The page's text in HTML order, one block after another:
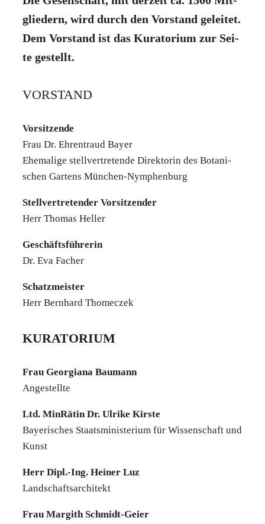
glie­dern, wird durch den Vor­stand gelei­tet.
Dem Vor­stand ist das Kura­to­ri­um zur Sei­
te gestellt.
VOR­STAND
Vor­sit­zen­de
Frau Dr. Ehren­traud Bay­er
Ehe­ma­li­ge stell­ver­tre­ten­de Direk­to­rin des Bota­ni­
schen Gar­tens Mün­chen-Nym­phen­burg
Stell­ver­tre­ten­der Vor­sit­zen­der
Herr Tho­mas Hel­ler
Geschäfts­füh­re­rin
Dr. Eva Facher
Schatz­meis­ter
Herr Bern­hard Thome­c­zek
KURA­TO­RI­UM
Frau Geor­gi­a­na Bau­mann
Ange­stell­te
Ltd. Min­Rä­tin Dr. Ulri­ke Kirs­te
Baye­ri­sches Staats­mi­nis­te­ri­um für Wis­sen­schaft und
Kunst
Herr Dipl.-Ing. Hei­ner Luz
Land­schafts­ar­chi­tekt
Frau Mar­gith Schmidt-Gei­er